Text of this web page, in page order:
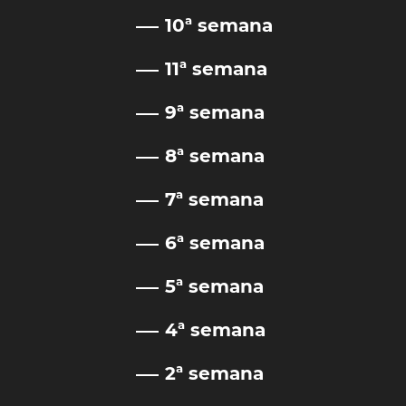
10ª semana
11ª semana
9ª semana
8ª semana
7ª semana
6ª semana
5ª semana
4ª semana
2ª semana